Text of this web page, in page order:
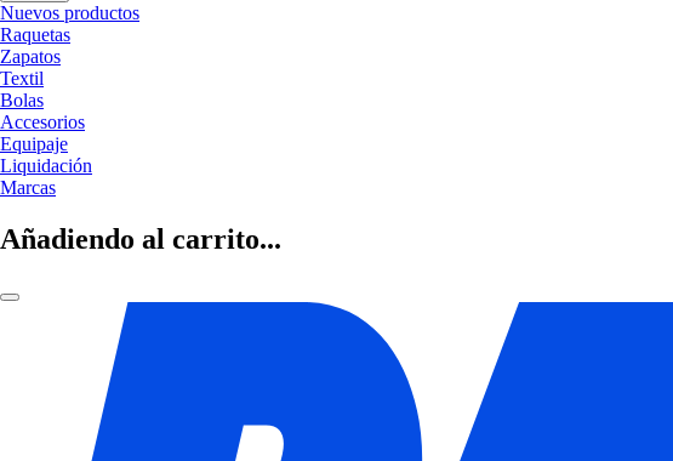
Nuevos productos
Raquetas
Zapatos
Textil
Bolas
Accesorios
Equipaje
Liquidación
Marcas
Añadiendo al carrito...